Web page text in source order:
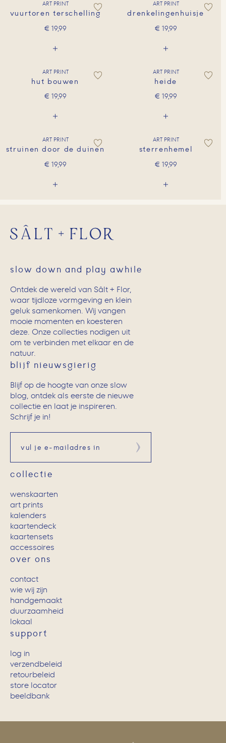
ART PRINT
vuurtoren terschelling
€ 19,99
ART PRINT
drenkelingenhuisje
€ 19,99
ART PRINT
hut bouwen
€ 19,99
ART PRINT
heide
€ 19,99
ART PRINT
struinen door de duinen
€ 19,99
ART PRINT
sterrenhemel
€ 19,99
slow down and play awhile
Ontdek de wereld van Sâlt + Flor,
waar tijdloze vormgeving en klein
geluk samenkomen. Wij vangen
mooie momenten en koesteren
deze. Onze collecties nodigen uit
om te verbinden met elkaar en de
natuur.
blijf nieuwsgierig
Blijf op de hoogte van onze slow
blog, ontdek als eerste de nieuwe
collectie en laat je inspireren.
Schrijf je in!
Aanmelden
collectie
wenskaarten
art prints
kalenders
kaartendeck
kaartensets
accessoires
over ons
contact
wie wij zijn
handgemaakt
duurzaamheid
lokaal
support
log in
verzendbeleid
retourbeleid
store locator
beeldbank